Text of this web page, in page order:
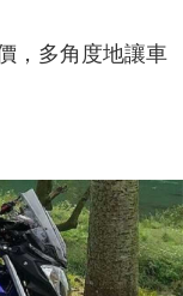
，多角度地讓車